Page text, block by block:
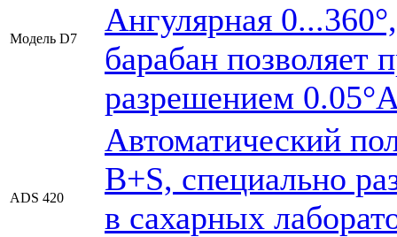
Модель D7
Ангулярная
барабан позволяет
разрешением
ADS 420
Автоматический
B+S, специально
в сахарных